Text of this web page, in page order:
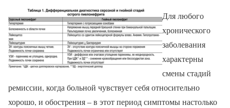
Для любого
хронического
заболевания
характерны
смены стадий
ремиссии, когда больной чувствует себя относительно
хорошо, и обострения – в этот период симптомы настолько